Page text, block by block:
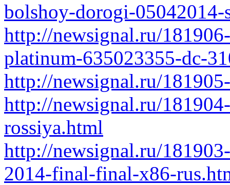
bolshoy-dorogi-
http://newsignal.ru/
platinum-635023355-dc-
http://newsignal.ru/
http://newsignal.ru/
rossiya.html
http://newsignal.ru/
2014-final-final-x86-